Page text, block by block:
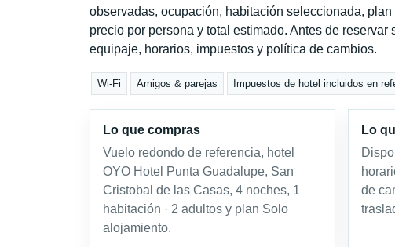
observadas, ocupación, habitación seleccionada,
precio por persona y total estimado. Antes de
equipaje, horarios, impuestos y política de cambios.
Wi-Fi Amigos & parejas Impuestos de hotel incluidos en
Lo que compras
Vuelo redondo de referencia, hotel
OYO Hotel Punta Guadalupe, San
Cristobal de las Casas, 4 noches, 1
habitación · 2 adultos y plan Solo
alojamiento.
Lo
de